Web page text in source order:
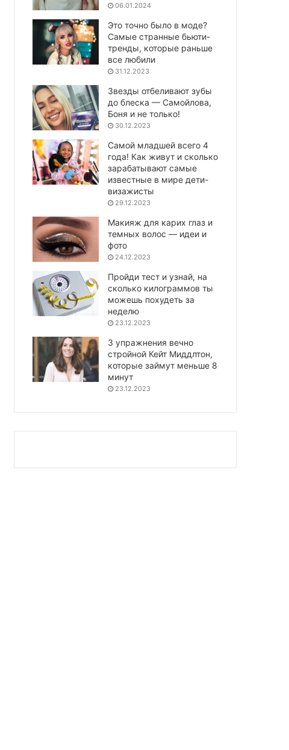
06.01.2024
Это точно было в моде?
Самые странные бьюти-
тренды, которые раньше
все любили
31.12.2023
Звезды отбеливают зубы
до блеска — Самойлова,
Боня и не только!
30.12.2023
Самой младшей всего 4
года! Как живут и сколько
зарабатывают самые
известные в мире дети-
визажисты
29.12.2023
Макияж для карих глаз и
темных волос — идеи и
фото
24.12.2023
Пройди тест и узнай, на
сколько килограммов ты
можешь похудеть за
неделю
23.12.2023
3 упражнения вечно
стройной Кейт Миддлтон,
которые займут меньше 8
минут
23.12.2023